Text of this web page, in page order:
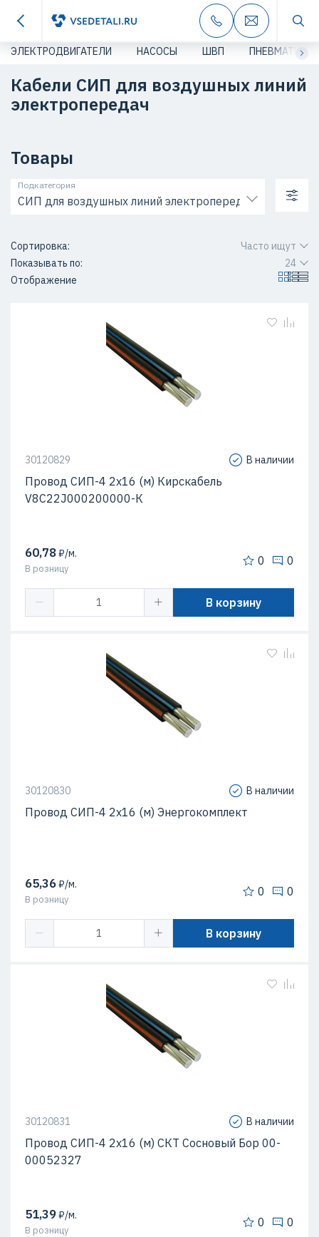
ЭЛЕКТРОДВИГАТЕЛИ НАСОСЫ ШВП ПНЕВМАТИКА
Кабели СИП для воздушных линий
электропередач
Товары
СИП для воздушных линий электропередач
Подкатегория
Сортировка:
Часто ищут
Показывать по:
24
Отображение
30120829 В наличии
Провод СИП-4 2х16 (м) Кирскабель
V8C22J000200000-К
60,78₽/м.
В розницу
0 0
В корзину
30120830 В наличии
Провод СИП-4 2х16 (м) Энергокомплект
65,36₽/м.
В розницу
0 0
В корзину
30120831 В наличии
Провод СИП-4 2х16 (м) СКТ Сосновый Бор 00-
00052327
51,39₽/м.
В розницу
0 0